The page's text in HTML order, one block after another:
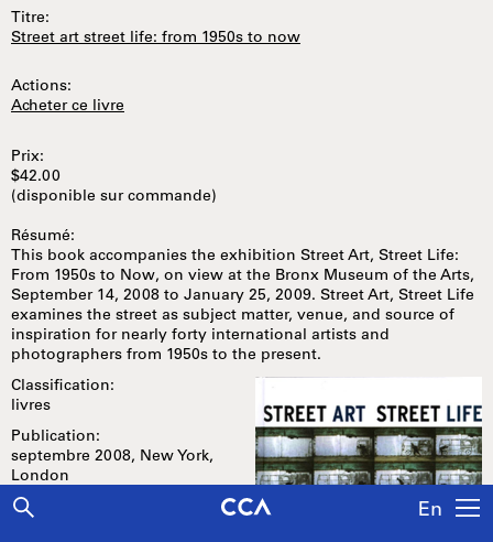
En
Titre:
Street art street life: from 1950s to now
Actions:
Acheter ce livre
Prix:
$42.00
(disponible sur commande)
Résumé:
This book accompanies the exhibition Street Art, Street Life:
From 1950s to Now, on view at the Bronx Museum of the Arts,
September 14, 2008 to January 25, 2009. Street Art, Street Life
examines the street as subject matter, venue, and source of
inspiration for nearly forty international artists and
photographers from 1950s to the present.
Classification:
livres
Publication:
septembre 2008, New York,
London